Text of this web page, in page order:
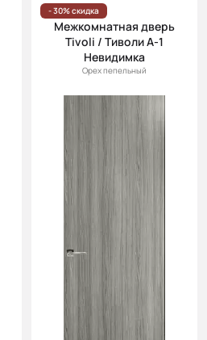
Цена
(возр.)
Цена (убыв.)
Cначала
новинки
Cначала
скидки
- 30% скидка
Межкомнатная дверь
Tivoli / Тиволи А-1
Невидимка
Орех пепельный